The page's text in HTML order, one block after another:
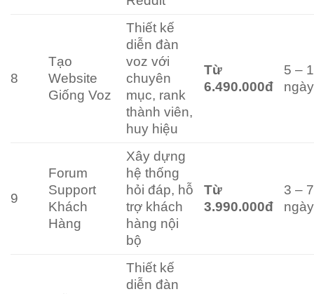
8
Tạo
Website
Giống Voz
Thiết kế
diễn đàn
voz với
chuyên
mục, rank
thành viên,
huy hiệu
Từ
6.490.000đ
5 –
ngày
9
Forum
Support
Khách
Hàng
Xây dựng
hệ thống
hỏi đáp, hỗ
trợ khách
hàng nội
bộ
Từ
3.990.000đ
3 – 7
ngày
Thiết kế
diễn đàn